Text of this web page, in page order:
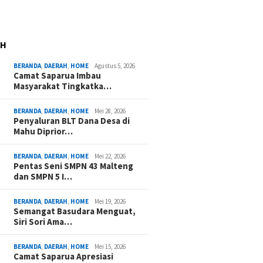
BERANDA, DAERAH, HOME Agustus 5, 2026
Camat Saparua Imbau
Masyarakat Tingkatka…
BERANDA, DAERAH, HOME Mei 28, 2026
Penyaluran BLT Dana Desa di
Mahu Diprior…
BERANDA, DAERAH, HOME Mei 22, 2026
Pentas Seni SMPN 43 Malteng
dan SMPN 5 I…
BERANDA, DAERAH, HOME Mei 19, 2026
Semangat Basudara Menguat,
Siri Sori Ama…
BERANDA, DAERAH, HOME Mei 15, 2026
Camat Saparua Apresiasi